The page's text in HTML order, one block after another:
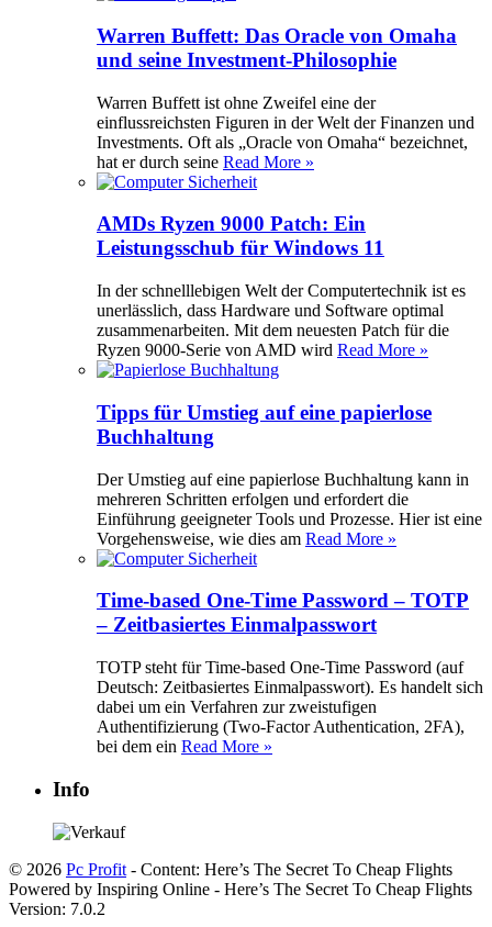
Warren Buffett: Das Oracle von Omaha
und seine Investment-Philosophie
Warren Buffett ist ohne Zweifel eine der
einflussreichsten Figuren in der Welt der Finanzen und
Investments. Oft als „Oracle von Omaha“ bezeichnet,
hat er durch seine Read More »
AMDs Ryzen 9000 Patch: Ein
Leistungsschub für Windows 11
In der schnelllebigen Welt der Computertechnik ist es
unerlässlich, dass Hardware und Software optimal
zusammenarbeiten. Mit dem neuesten Patch für die
Ryzen 9000-Serie von AMD wird Read More »
Tipps für Umstieg auf eine papierlose
Buchhaltung
Der Umstieg auf eine papierlose Buchhaltung kann in
mehreren Schritten erfolgen und erfordert die
Einführung geeigneter Tools und Prozesse. Hier ist eine
Vorgehensweise, wie dies am Read More »
Time-based One-Time Password – TOTP
– Zeitbasiertes Einmalpasswort
TOTP steht für Time-based One-Time Password (auf
Deutsch: Zeitbasiertes Einmalpasswort). Es handelt sich
dabei um ein Verfahren zur zweistufigen
Authentifizierung (Two-Factor Authentication, 2FA),
bei dem ein Read More »
Info
© 2026 Pc Profit - Content: Here’s The Secret To Cheap Flights
Powered by Inspiring Online - Here’s The Secret To Cheap Flights
Version: 7.0.2